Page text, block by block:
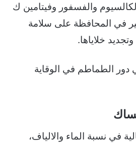
والفسفور وفيتامين ك
في المحافظة على سلامة
خلاياها.
دور الطماطم في الوقاية
في نسبة الماء والالياف،